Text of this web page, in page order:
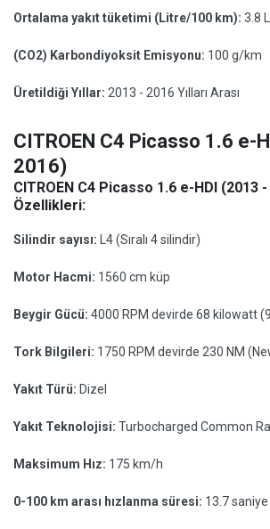
Ortalama yakıt tüketimi (Litre/100 km): 3.8
(CO2) Karbondiyoksit Emisyonu: 100 g/km
Üretildiği Yıllar: 2013 - 2016 Yılları Arası
CITROEN C4 Picasso 1.6 e-
2016)
CITROEN C4 Picasso 1.6 e-HDI (2013
Özellikleri:
Silindir sayısı: L4 (Sıralı 4 silindir)
Motor Hacmi: 1560 cm küp
Beygir Gücü: 4000 RPM devirde 68 kilowatt
Tork Bilgileri: 1750 RPM devirde 230 NM
Yakıt Türü: Dizel
Yakıt Teknolojisi: Turbocharged Common
Maksimum Hız: 175 km/h
0-100 km arası hızlanma süresi: 13.7 saniye